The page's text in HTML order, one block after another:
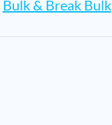
Bulk & Break Bulk